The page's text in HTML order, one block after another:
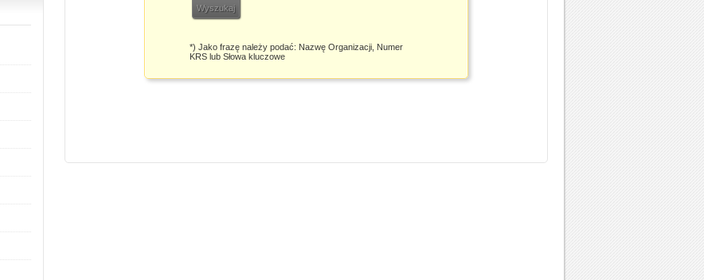
*) Jako frazę należy podać: Nazwę Organizacji, Numer
KRS lub Słowa kluczowe